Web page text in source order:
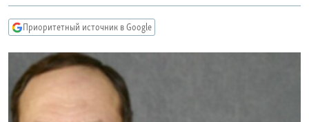
навигации
Вернутся
поиску
IDEL.РЕАЛИИ
КАВКАЗ.РЕАЛИИ
СЕВЕР.РЕАЛИИ
СИБИРЬ.РЕАЛИИ
РАСПИСАНИЕ ВЕЩАНИЯ
Приоритетный источник в Google